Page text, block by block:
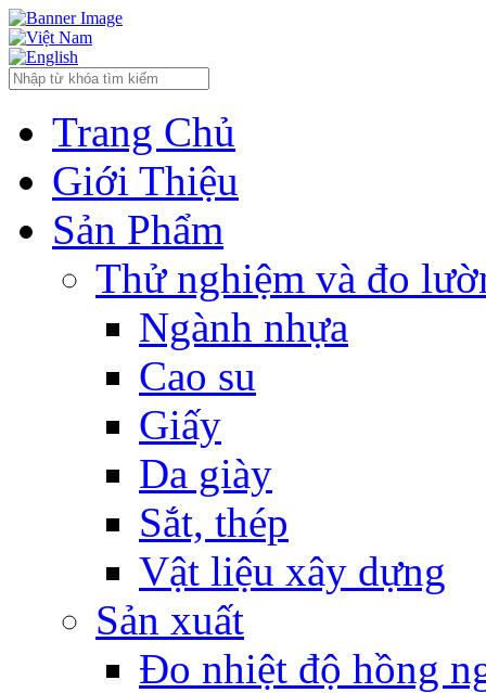
Trang Chủ
Giới Thiệu
Sản Phẩm
Thử nghiệm và đo
Ngành nhựa
Cao su
Giấy
Da giày
Sắt, thép
Vật liệu xây dựng
Sản xuất
Đo nhiệt độ hồng